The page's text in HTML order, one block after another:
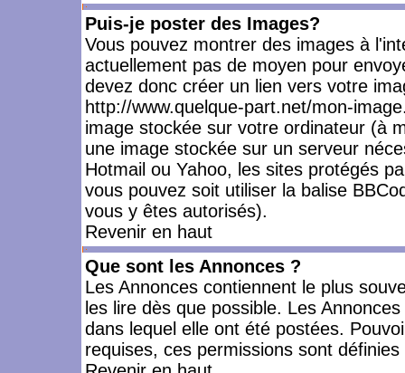
Puis-je poster des Images?
Vous pouvez montrer des images à
actuellement pas de moyen pour
devez donc créer un lien vers votre
http://www.quelque-part.net/mon-
image stockée sur votre ordinateur (à
une image stockée sur un serveur
Hotmail ou Yahoo, les sites protégés
vous pouvez soit utiliser la balise
vous y êtes autorisés).
Revenir en haut
Que sont les Annonces ?
Les Annonces contiennent le plus
les lire dès que possible. Les
dans lequel elle ont été postées.
requises, ces permissions sont